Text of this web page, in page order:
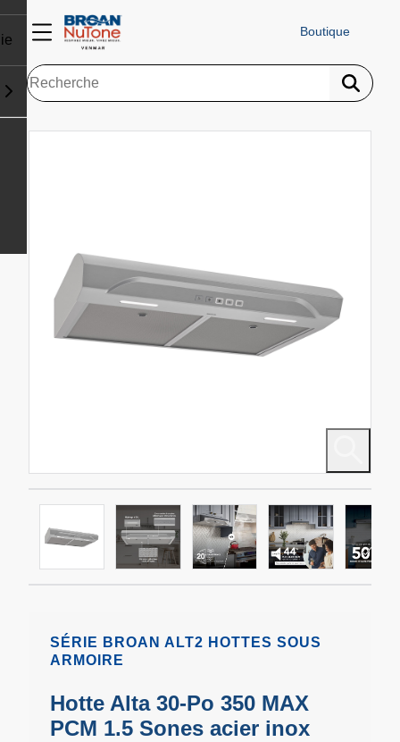
Boutique
SÉRIE BROAN ALT2 HOTTES SOUS
ARMOIRE
Hotte Alta 30-Po 350 MAX
PCM 1.5 Sones acier inox